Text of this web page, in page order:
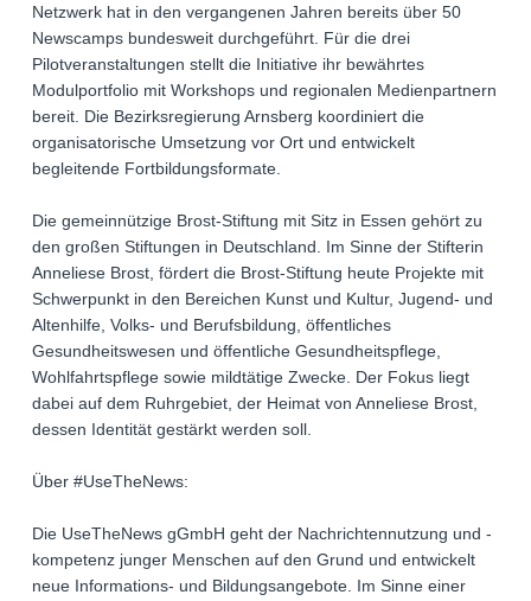
Netzwerk hat in den vergangenen Jahren bereits über 50
Newscamps bundesweit durchgeführt. Für die drei
Pilotveranstaltungen stellt die Initiative ihr bewährtes
Modulportfolio mit Workshops und regionalen Medienpartnern
bereit. Die Bezirksregierung Arnsberg koordiniert die
organisatorische Umsetzung vor Ort und entwickelt
begleitende Fortbildungsformate.
Die gemeinnützige Brost-Stiftung mit Sitz in Essen gehört zu
den großen Stiftungen in Deutschland. Im Sinne der Stifterin
Anneliese Brost, fördert die Brost-Stiftung heute Projekte mit
Schwerpunkt in den Bereichen Kunst und Kultur, Jugend- und
Altenhilfe, Volks- und Berufsbildung, öffentliches
Gesundheitswesen und öffentliche Gesundheitspflege,
Wohlfahrtspflege sowie mildtätige Zwecke. Der Fokus liegt
dabei auf dem Ruhrgebiet, der Heimat von Anneliese Brost,
dessen Identität gestärkt werden soll.
Über #UseTheNews:
Die UseTheNews gGmbH geht der Nachrichtennutzung und -
kompetenz junger Menschen auf den Grund und entwickelt
neue Informations- und Bildungsangebote. Im Sinne einer